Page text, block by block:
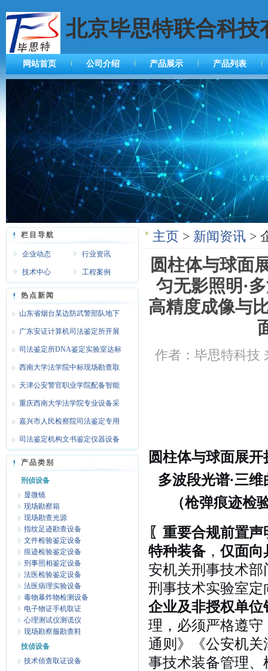
北京毕思特联合科技
网站首页 公司介绍 产品展示 产品列表
栏目导航
企业动态 行业资讯
技术中心 工程案例
热点新闻
山东省烟台某边防武警部队地下
靶场广东安证计算机司法鉴定所开展
文检司法鉴定所DNA鉴定实验室达标
设备西南大学法学院中标现场勘查取
证设天津公安警官职业学院配备智能
枪支重庆西南大学法学院专业设备采
购 嘉兴市人民检察院司法鉴定专用
设备司法鉴定机构文书鉴定仪器设备
达标
产品类别
刑侦设备
显微镜
现场勘察箱
现场勘查光源
指纹足迹勘查设备
文件检验鉴定设备
痕迹检验鉴定设备
刑事照相鉴定设备
法医检验鉴定设备
法医病理实验设备
毒物暴炸物检测设备
电子物证手机取证
心理测试仪测谎仪
现场勘察服勘查鞋
技侦设备
技术侦查取证设备
主页 > 新闻资讯 >
圆柱体与球面
匀无影照明·
高精度成像与
作者：毕思特科技
圆柱体与球面展
多波段光谱·三
（枪弹痕迹检
〖重要合规前置声
特种装备 ，仅面向
安机关刑事技术
刑事技术实验室
企业及非授权单位
理，必须严格遵
通则》《公安机
事技术装备管理